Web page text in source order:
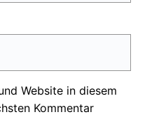
Website in diesem
Kommentar